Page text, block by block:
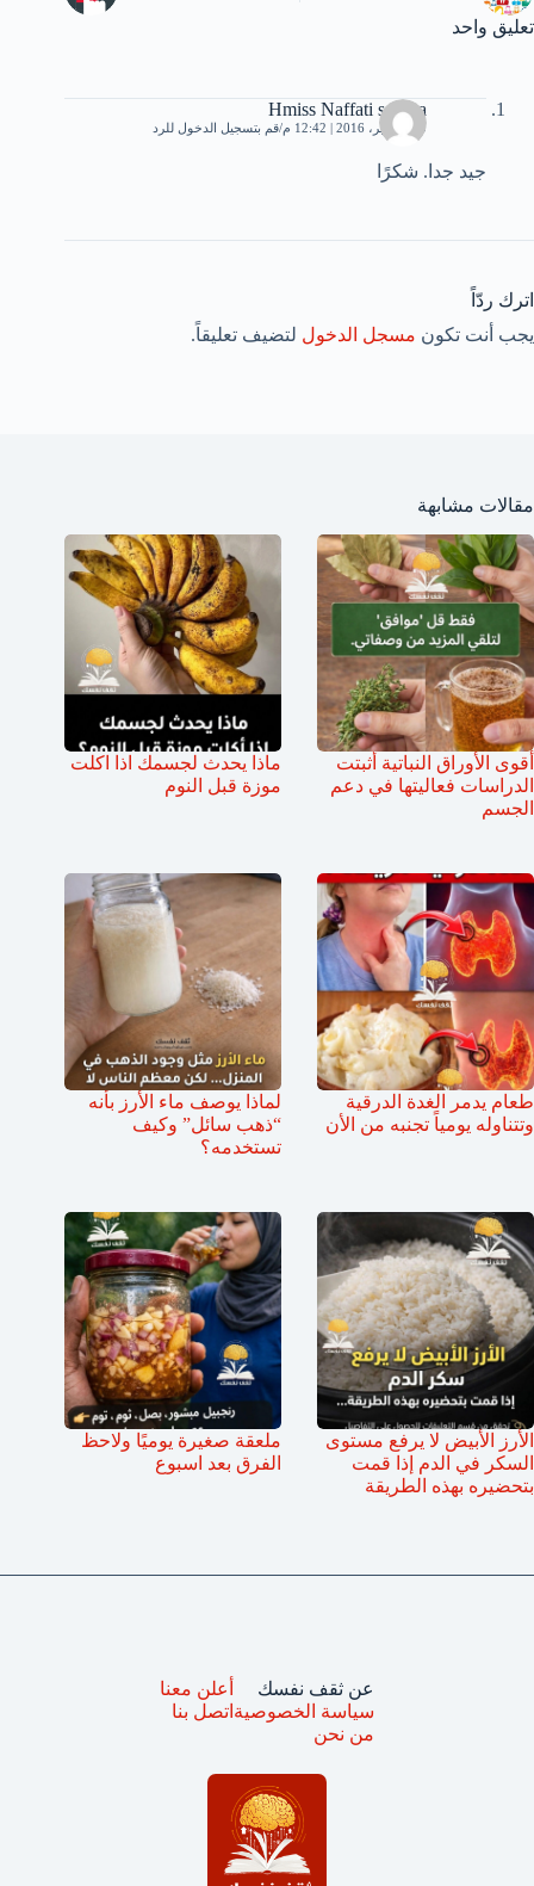
تعليق واحد
Hmiss Naffati samira
20 سبتمبر، 2016 | 12:42 م قم بتسجيل الدخول للرد
جيد جدا. شكرًا
اترك ردّاً
يجب أنت تكون مسجل الدخول لتضيف تعليقاً.
مقالات مشابهة
أقوى الأوراق النباتية أثبتت
الدراسات فعاليتها في دعم
الجسم
ماذا يحدث لجسمك اذا اكلت
موزة قبل النوم
طعام يدمر الغدة الدرقية
وتتناوله يومياً تجنبه من الأن
لماذا يوصف ماء الأرز بأنه
“ذهب سائل” وكيف
تستخدمه؟
الأرز الأبيض لا يرفع مستوى
السكر في الدم إذا قمت
بتحضيره بهذه الطريقة
ملعقة صغيرة يوميًا ولاحظ
الفرق بعد اسبوع
عن ثقف نفسك
سياسة الخصوصية
من نحن
أعلن معنا
اتصل بنا